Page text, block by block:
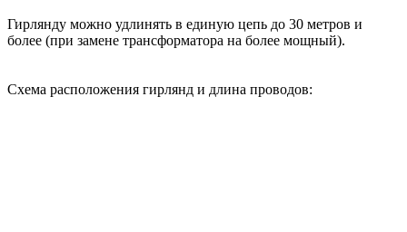
Гирлянду можно удлинять в единую цепь до 30 метров и
более (при замене трансформатора на более мощный).
Схема расположения гирлянд и длина проводов: